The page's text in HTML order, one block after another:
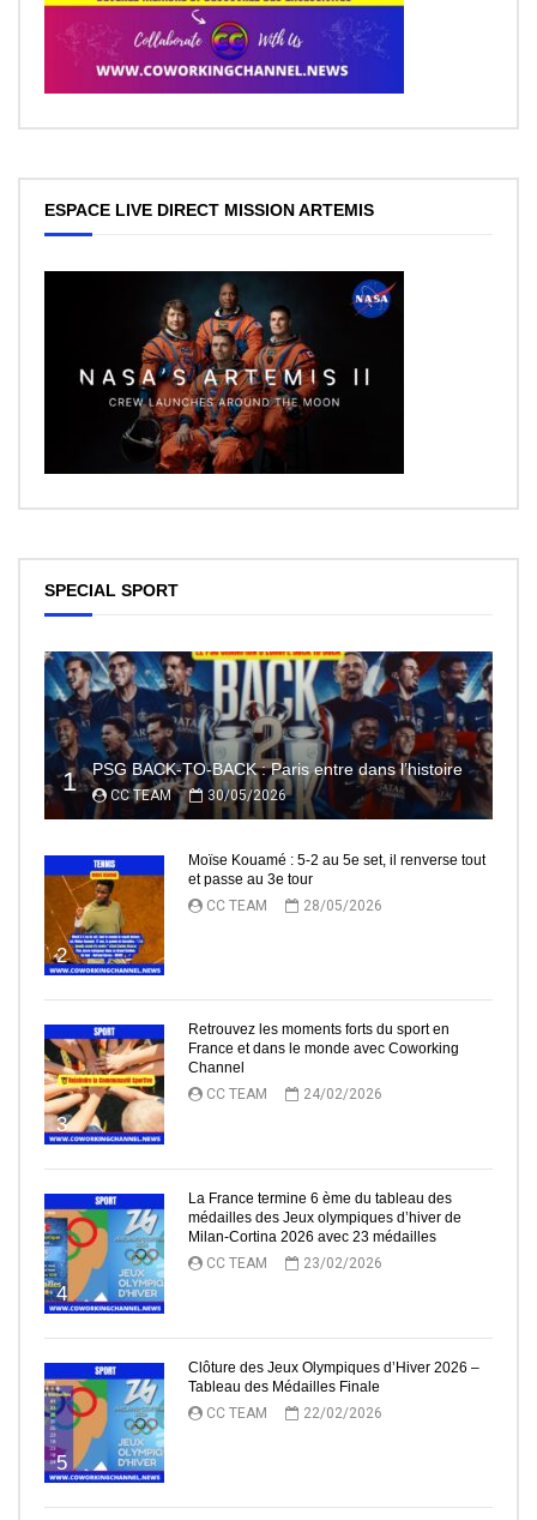
ESPACE LIVE DIRECT MISSION ARTEMIS
SPECIAL SPORT
1 PSG BACK-TO-BACK : Paris entre dans l’histoire
CC TEAM 30/05/2026
2
Moïse Kouamé : 5-2 au 5e set, il renverse tout
et passe au 3e tour
CC TEAM
28/05/2026
3
Retrouvez les moments forts du sport en
France et dans le monde avec Coworking
Channel
CC TEAM
24/02/2026
4
La France termine 6 ème du tableau des
médailles des Jeux olympiques d’hiver de
Milan-Cortina 2026 avec 23 médailles
CC TEAM
23/02/2026
5
Clôture des Jeux Olympiques d’Hiver 2026 –
Tableau des Médailles Finale
CC TEAM
22/02/2026